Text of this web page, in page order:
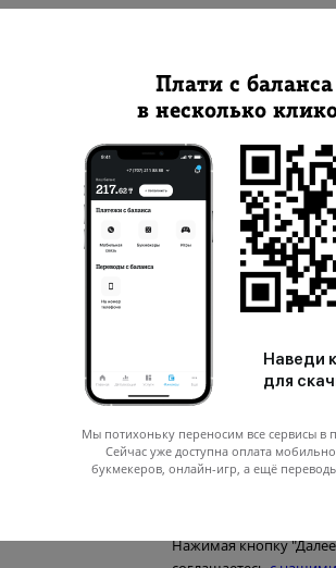
Плати с баланса
в несколько
Наведи
для
Мы потихоньку переносим все сервисы в
Сейчас уже доступна оплата
букмекеров, онлайн-игр, а ещё
Номер телефона, со
платите.Вам придет
заказа услуги
учетом комиссии: 0 ₸
Нажимая кнопку